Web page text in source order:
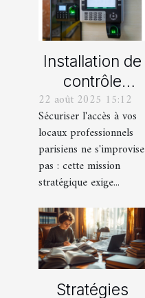
Installation de
contrôle
d'accès :
quelle
entreprise
contacter dans
les Yvelines ?
22 août 2025 15:12
Sécuriser l'accès à vos
locaux professionnels
parisiens ne s'improvise
pas : cette mission
stratégique exige...
Stratégies